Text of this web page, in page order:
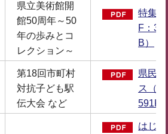
県立美術館開
館50周年～50
年の歩みとコ
レクション～
特集
F：
B）
第18回市町村
対抗子ども駅
伝大会 など
県民
ス（
はじ